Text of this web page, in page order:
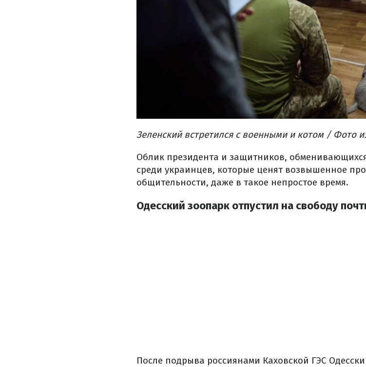
Зеленский встретился с военными и котом / Фото
Облик президента и защитников,
среди украинцев, которые ценят возвышенное
общительности, даже в такое непростое время.
Одесский зоопарк отпустил на свободу
После подрыва россиянами Каховской ГЭС